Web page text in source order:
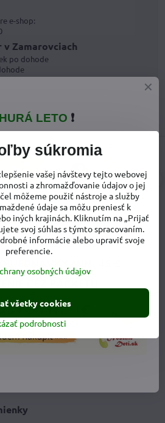
e-shop:
v Zamarovciach
po dohode
odstúpenie od zmluvy
súkromia
vašej návštevy tejto webovej
a zhromažďovanie údajov o jej
môžeme použiť nástroje a služby
údaje sa môžu preniesť k
iných krajinách. Kliknutím na „Prijať
svoj súhlas s týmto spracovaním.
informácie alebo upraviť svoje
preferencie.
osobných údajov
podrobnosti
všetky cookies
LETO ❗